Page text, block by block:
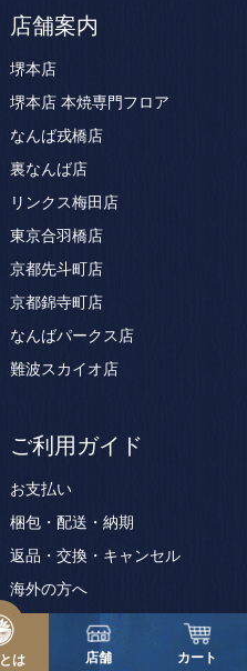
店舗案内
堺本店
堺本店 本焼専門フロア
なんば戎橋店
裏なんば店
リンクス梅田店
東京合羽橋店
京都先斗町店
京都錦寺町店
なんばパークス店
難波スカイオ店
ご利用ガイド
お支払い
梱包・配送・納期
返品・交換・キャンセル
海外の方へ
ギフトサービス
ギフト券の使い方
は 店舗 カート